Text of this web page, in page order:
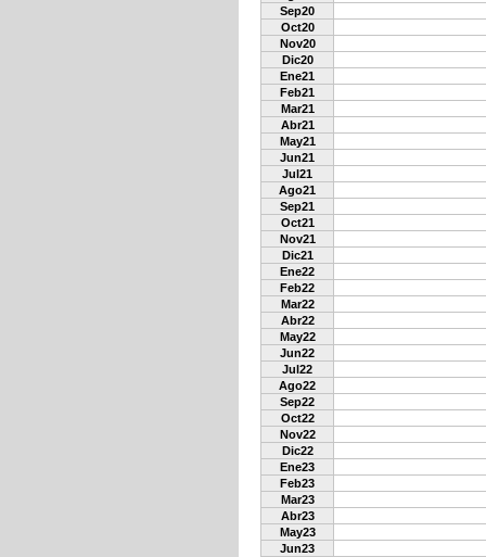
Sep20
Oct20
Nov20
Dic20
Ene21
Feb21
Mar21
Abr21
May21
Jun21
Jul21
Ago21
Sep21
Oct21
Nov21
Dic21
Ene22
Feb22
Mar22
Abr22
May22
Jun22
Jul22
Ago22
Sep22
Oct22
Nov22
Dic22
Ene23
Feb23
Mar23
Abr23
May23
Jun23